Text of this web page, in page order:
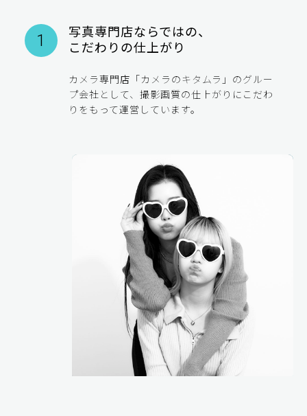
1
写真専門店ならではの、
こだわりの仕上がり
カメラ専門店「カメラのキタムラ」のグルー
プ会社として、撮影画質の仕上がりにこだわ
りをもって運営しています。